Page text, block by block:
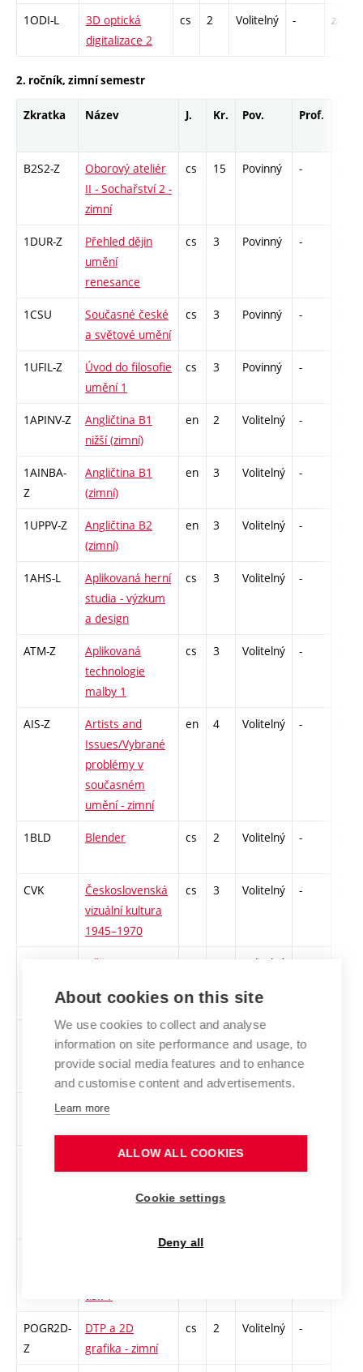
1ODI-L
3D optická
digitalizace 2
cs 2 Volitelný - zá
2. ročník, zimní semestr
Zkratka Název J. Kr. Pov. Prof.
B2S2-Z
Oborový ateliér
II - Sochařství 2 -
zimní
cs 15 Povinný -
1DUR-Z
Přehled dějin
umění
renesance
cs 3 Povinný -
1CSU
Současné české
a světové umění
cs 3 Povinný -
1UFIL-Z
Úvod do filosofie
umění 1
cs 3 Povinný -
1APINV-Z
Angličtina B1
nižší (zimní)
en 2 Volitelný -
1AINBA-
Z
Angličtina B1
(zimní)
en 3 Volitelný -
1UPPV-Z
Angličtina B2
(zimní)
en 3 Volitelný -
1AHS-L
Aplikovaná herní
studia - výzkum
a design
cs 3 Volitelný -
ATM-Z
Aplikovaná
technologie
malby 1
cs 3 Volitelný -
AIS-Z
Artists and
Issues/Vybrané
problémy v
současném
umění - zimní
en 4 Volitelný -
1BLD Blender cs 2 Volitelný -
CVK
Československá
vizuální kultura
1945–1970
cs 3 Volitelný -
Dějiny a
fotografie 1
Volitelný
Dějiny
animovaného
filmu
Volitelný
DEDE1-Z
Dějiny designu 1
Digitální
cs 2
tisk 1
POGR2D-
Z
DTP a 2D
grafika - zimní
cs 2 Volitelný -
About cookies on this site
We use cookies to collect and analyse
information on site performance and usage, to
provide social media features and to enhance
and customise content and advertisements.
Learn more
ALLOW ALL COOKIES
Cookie settings
Deny all